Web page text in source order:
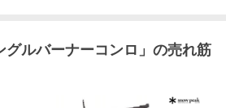
ルバーナーコンロ 」の売れ筋